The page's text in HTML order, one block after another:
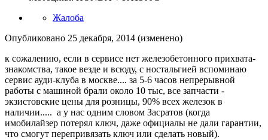
Жалоба
Опубликовано 25 декабря, 2014 (изменено)
к сожалению, если в сервисе нет железобетонного прихвата-
знакомства, такое везде и всюду, с ностальгией вспоминаю
сервис ауди-клуба в москве.... за 5-6 часов непрерывной
работы с машиной брали около 10 тыс, все запчасти -
экзистовские цены для розницы, 90% всех железок в
наличии..... а у нас одним словом Засратов (когда
имобилайзер потерял ключ, даже официалы не дали гарантии,
что смогут перепривязать ключ или сделать новый).